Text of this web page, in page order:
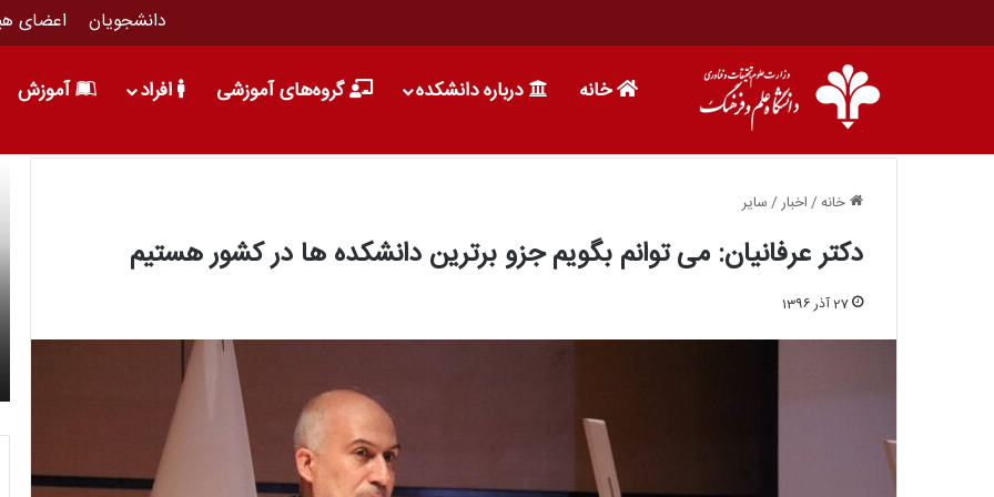
دانشجویان اعضای
خانه درباره دانشکده گروه‌های آموزشی افراد آموزش
خانه/اخبار/سایر
دکتر عرفانیان: می توانم بگویم جزو برترین دانشکده ها در کشور هستیم
27 آذر 1396
و علوم طبیعی
10 دلیل برای تحصیل در مقطع کارشناسی ارشد
ریاضی کاربردی دانشگاه علم و فرهنگ